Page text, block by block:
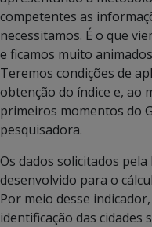
competentes as
necessitamos. É o que
e ficamos muito
Teremos condições de
obtenção do índice e, ao
primeiros momentos do
pesquisadora.
Os dados solicitados
desenvolvido para o
Por meio desse
identificação das